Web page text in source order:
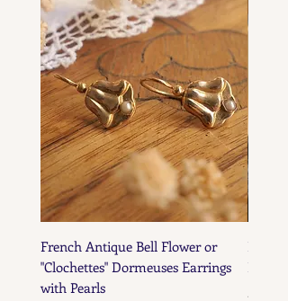
French Antique Bell Flower or
"Clochettes" Dormeuses Earrings
with Pearls